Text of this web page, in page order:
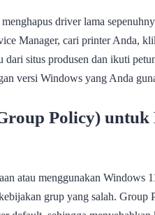
driver lama
Manager, cari printer Anda,
situs produsen dan ikuti
versi Windows yang Anda
Policy) untuk
atau menggunakan Windows
grup yang salah. Group